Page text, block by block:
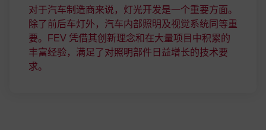
对于汽车制造商来说，灯光开发是一个重要方面。
除了前后车灯外，汽车内部照明及视觉系统同等重
要。FEV 凭借其创新理念和在大量项目中积累的
丰富经验，满足了对照明部件日益增长的技术要
求。